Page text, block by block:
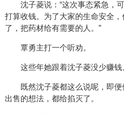
沈子菱说：“这次事态紧急，
打算收钱。为了大家的生命安全
了，把药材给有需要的人。”
覃勇主打一个听劝。
这些年她跟着沈子菱没少赚钱
既然沈子菱都这么说呢，即
出售的想法，都给掐灭了。